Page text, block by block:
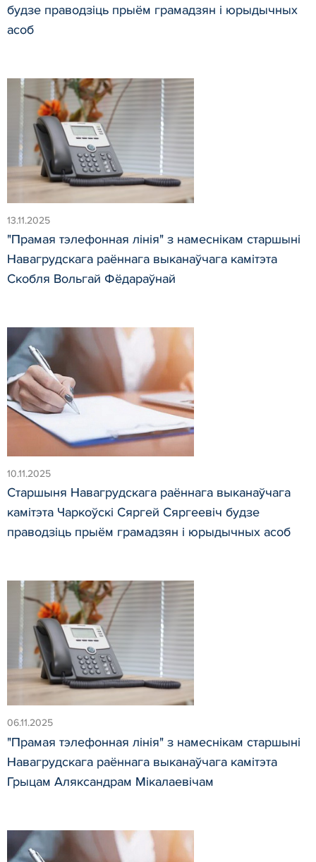
будзе праводзіць прыём грамадзян і юрыдычных
асоб
13.11.2025
"Прамая тэлефонная лінія" з намеснікам старшыні
Навагрудскага раённага выканаўчага камітэта
Скобля Вольгай Фёдараўнай
10.11.2025
Старшыня Навагрудскага раённага выканаўчага
камітэта Чаркоўскі Сяргей Сяргеевіч будзе
праводзіць прыём грамадзян і юрыдычных асоб
06.11.2025
"Прамая тэлефонная лінія" з намеснікам старшыні
Навагрудскага раённага выканаўчага камітэта
Грыцам Аляксандрам Мікалаевічам